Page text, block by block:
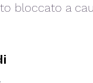
bloccato a